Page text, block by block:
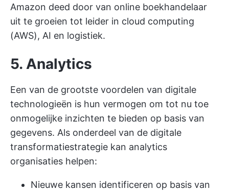
Amazon deed door van online boekhandelaar
uit te groeien tot leider in cloud computing
(AWS), AI en logistiek.
5. Analytics
Een van de grootste voordelen van digitale
technologieën is hun vermogen om tot nu toe
onmogelijke inzichten te bieden op basis van
gegevens. Als onderdeel van de digitale
transformatiestrategie kan analytics
organisaties helpen:
Nieuwe kansen identificeren op basis van